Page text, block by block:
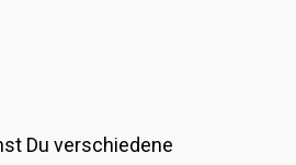
Du verschiedene